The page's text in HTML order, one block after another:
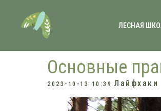
ЛЕСНАЯ
Основные
2023-10-13 10:39 Лайфхаки